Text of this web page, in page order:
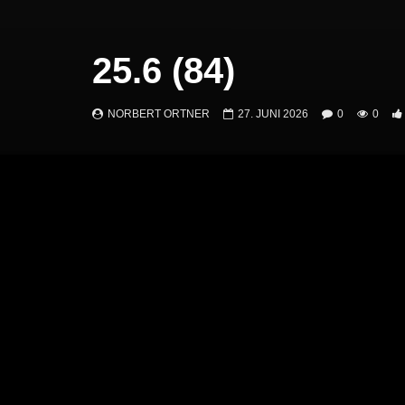
25.6 (84)
NORBERT ORTNER 27. JUNI 2026 0 0